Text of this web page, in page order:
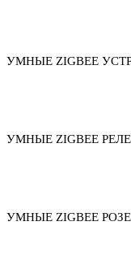
УМНЫЕ ZIGBEE
УМНЫЕ ZIGBEE РЕЛЕ
УМНЫЕ ZIGBEE